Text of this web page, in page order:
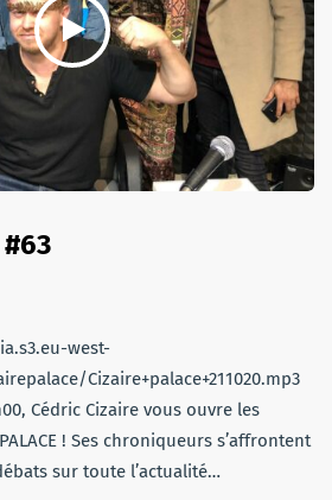
west-
Cizaire+palace+211020.mp3
Cédric Cizaire vous ouvre les
! Ses chroniqueurs s’affrontent
sur toute l’actualité…